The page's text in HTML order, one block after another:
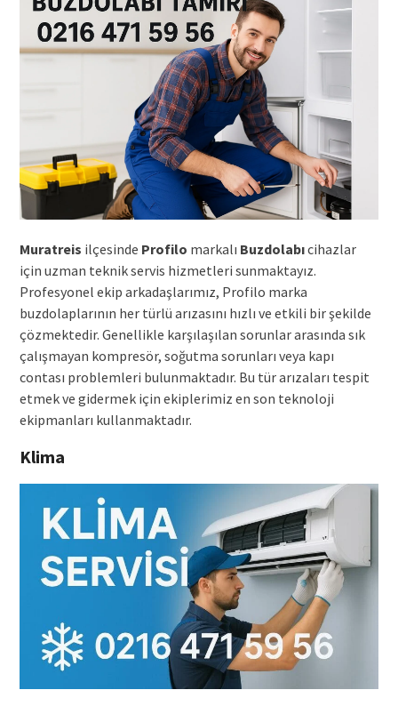
Muratreis ilçesinde Profilo markalı Buzdolabıcihazlar
için uzman teknik servis hizmetleri sunmaktayız.
Profesyonel ekip arkadaşlarımız, Profilo marka
buzdolaplarının her türlü arızasını hızlı ve etkili bir şekilde
çözmektedir. Genellikle karşılaşılan sorunlar arasında sık
çalışmayan kompresör, soğutma sorunları veya kapı
contası problemleri bulunmaktadır. Bu tür arızaları tespit
etmek ve gidermek için ekiplerimiz en son teknoloji
ekipmanları kullanmaktadır.
Klima